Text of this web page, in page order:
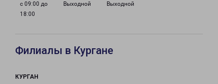
с 09:00 до
18:00
Выходной Выходной
Филиалы в Кургане
КУРГАН